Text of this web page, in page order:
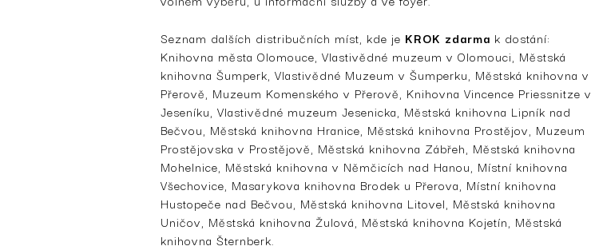
Seznam dalších distribučních míst, kde je KROK zdarma k dostání:
Knihovna města Olomouce, Vlastivědné muzeum v Olomouci, Městská
knihovna Šumperk, Vlastivědné Muzeum v Šumperku, Městská knihovna v
Přerově, Muzeum Komenského v Přerově, Knihovna Vincence Priessnitze v
Jeseníku, Vlastivědné muzeum Jesenicka, Městská knihovna Lipník nad
Bečvou, Městská knihovna Hranice, Městská knihovna Prostějov, Muzeum
Prostějovska v Prostějově, Městská knihovna Zábřeh, Městská knihovna
Mohelnice, Městská knihovna v Němčicích nad Hanou, Místní knihovna
Všechovice, Masarykova knihovna Brodek u Přerova, Místní knihovna
Hustopeče nad Bečvou, Městská knihovna Litovel, Městská knihovna
Uničov, Městská knihovna Žulová, Městská knihovna Kojetín, Městská
knihovna Šternberk.